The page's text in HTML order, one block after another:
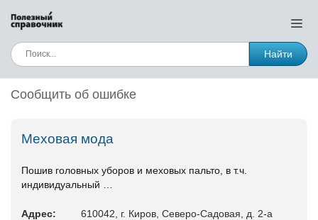
Найти
Сообщить об ошибке
Меховая мода
Пошив головных уборов и меховых пальто, в т.ч.
индивидуальный …
Адрес: 610042, г. Киров, Северо-Садовая, д. 2-а